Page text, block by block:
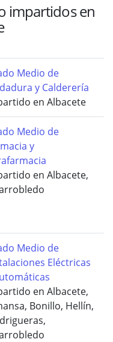
impartidos en
Medio de
y Calderería
en Albacete
Medio de
y
en Albacete,
Medio de
Eléctricas
en Albacete,
Bonillo, Hellín,